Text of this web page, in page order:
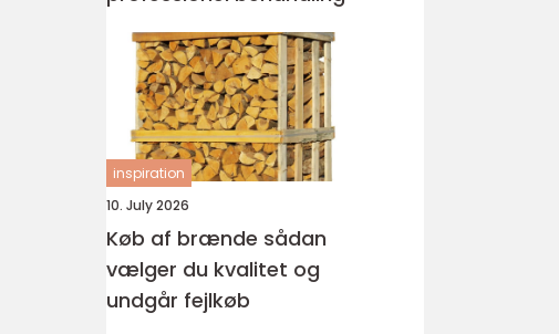
inspiration
10. July 2026
Køb af brænde sådan
vælger du kvalitet og
undgår fejlkøb